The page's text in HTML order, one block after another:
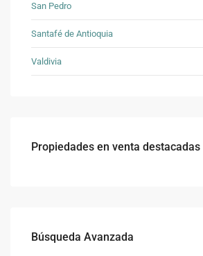
San Pedro
Santafé de Antioquia
Valdivia
Propiedades en venta destacadas
Búsqueda Avanzada